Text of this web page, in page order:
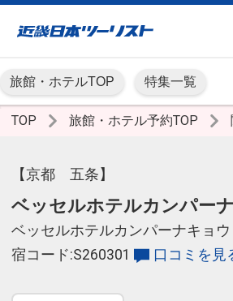
旅館・ホテルTOP 特集一覧
TOP 旅館・ホテル予約TOP
【京都 五条】
ベッセルホテルカンパー
ベッセルホテルカンパーナキョ
宿コード:S260301
口コミを見